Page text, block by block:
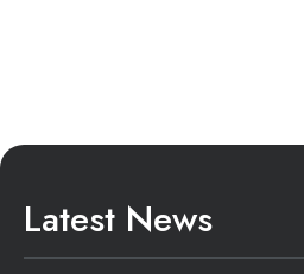
Latest News